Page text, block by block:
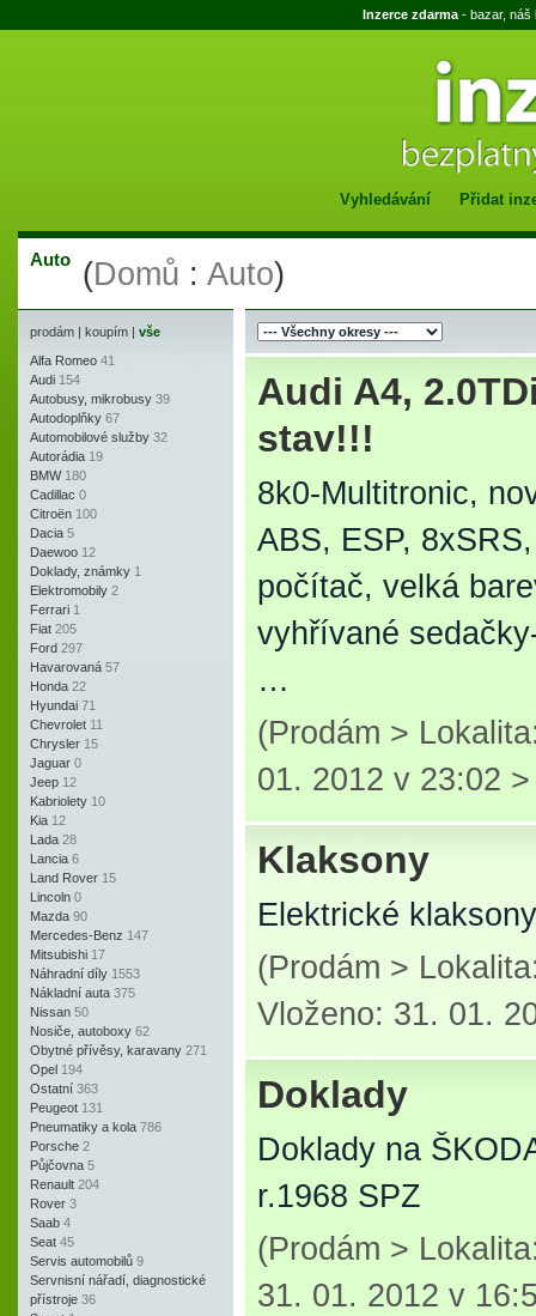
Inzerce zdarma - bazar, náš
Vyhledávání Přidat
Auto (Domů : Auto)
prodám | koupím | vše
Alfa Romeo 41
Audi 154
Autobusy, mikrobusy 39
Autodoplňky 67
Automobilové služby 32
Autorádia 19
BMW 180
Cadillac 0
Citroën 100
Dacia 5
Daewoo 12
Doklady, známky 1
Elektromobily 2
Ferrari 1
Fiat 205
Ford 297
Havarovaná 57
Honda 22
Hyundai 71
Chevrolet 11
Chrysler 15
Jaguar 0
Jeep 12
Kabriolety 10
Kia 12
Lada 28
Lancia 6
Land Rover 15
Lincoln 0
Mazda 90
Mercedes-Benz 147
Mitsubishi 17
Náhradní díly 1553
Nákladní auta 375
Nissan 50
Nosiče, autoboxy 62
Obytné přívěsy, karavany 271
Opel 194
Ostatní 363
Peugeot 131
Pneumatiky a kola 786
Porsche 2
Půjčovna 5
Renault 204
Rover 3
Saab 4
Seat 45
Servis automobilů 9
Servnisní nářadí, diagnostické
přístroje 36
Audi A4,
stav!!!
8k0-Multitronic,
ABS, ESP,
počítač, velká
vyhřívané
…
(Prodám >
01. 2012 v 23:02
Klaksony
Elektrické klaksony
(Prodám >
Vloženo: 31. 01.
Doklady
Doklady na
r.1968 SPZ
(Prodám >
31. 01. 2012 v